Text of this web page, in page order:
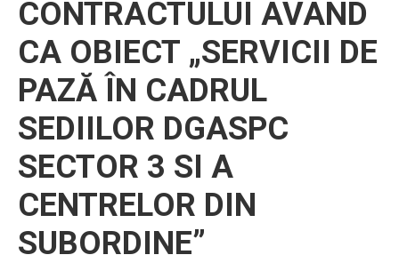
CONTRACTULUI AVÂND
CA OBIECT „SERVICII DE
PAZĂ ÎN CADRUL
SEDIILOR DGASPC
SECTOR 3 SI A
CENTRELOR DIN
SUBORDINE”